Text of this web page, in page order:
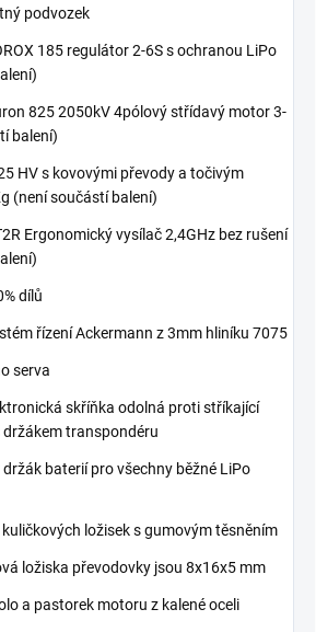
podvozek
185 regulátor 2-6S s ochranou LiPo
825 2050kV 4pólový střídavý motor 3-
balení)
HV s kovovými převody a točivým
(není součástí balení)
Ergonomický vysílač 2,4GHz bez rušení
dílů
řízení Ackermann z 3mm hliníku 7075
serva
skříňka odolná proti stříkající
držákem transpondéru
baterií pro všechny běžné LiPo
ložisek s gumovým těsněním
ložiska převodovky jsou 8x16x5 mm
a pastorek motoru z kalené oceli